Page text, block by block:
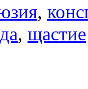
,
, щастие